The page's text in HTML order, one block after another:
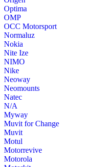
Optima
OMP
OCC Motorsport
Normaluz
Nokia
Nite Ize
NIMO
Nike
Neoway
Neomounts
Natec
N/A
Myway
Muvit for Change
Muvit
Motul
Motorrevive
Motorola